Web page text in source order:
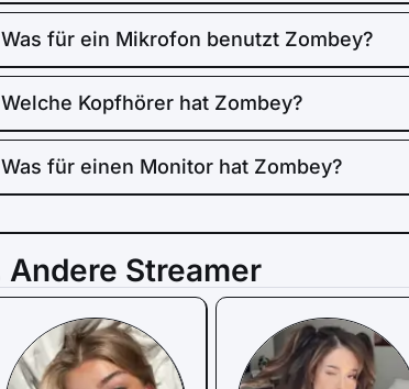
Was für ein Mikrofon benutzt Zombey?
Welche Kopfhörer hat Zombey?
Was für einen Monitor hat Zombey?
Andere Streamer